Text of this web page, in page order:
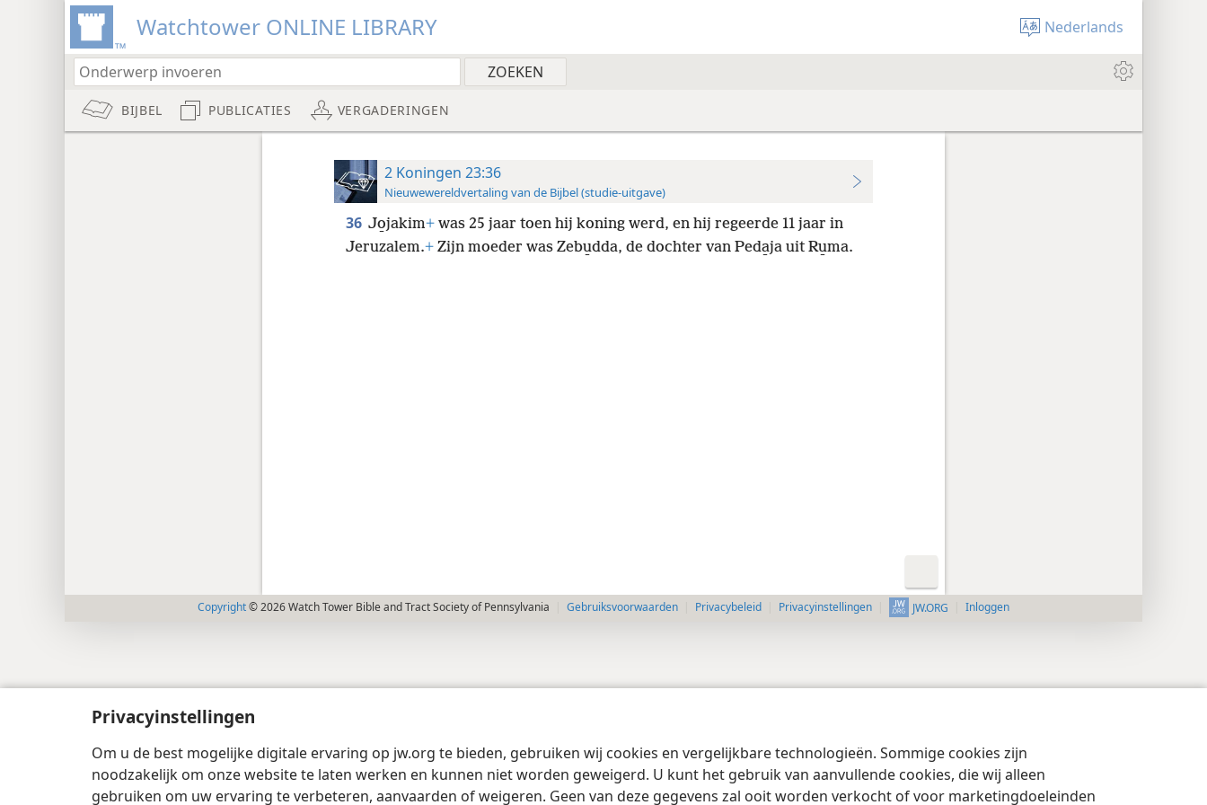
Privacyinstellingen
Om u de best mogelijke digitale ervaring op jw.org te bieden, gebruiken wij cookies en vergelijkbare technologieën. Sommige cookies zijn
noodzakelijk om onze website te laten werken en kunnen niet worden geweigerd. U kunt het gebruik van aanvullende cookies, die wij alleen
gebruiken om uw ervaring te verbeteren, aanvaarden of weigeren. Geen van deze gegevens zal ooit worden verkocht of voor marketingdoeleinden
Watchtower ONLINE LIBRARY Nederlands
BIJBEL PUBLICATIES VERGADERINGEN
2 Koningen 23:36
Nieuwewereldvertaling van de Bijbel (studie-uitgave)
36 Jo̱jakim+was 25 jaar toen hij koning werd, en hij regeerde 11 jaar in
Jeruzalem.+Zijn moeder was Zebu̱dda, de dochter van Peda̱ja uit Ru̱ma.
Copyright© 2026 Watch Tower Bible and Tract Society of Pennsylvania Gebruiksvoorwaarden Privacybeleid Privacyinstellingen JW.ORG Inloggen